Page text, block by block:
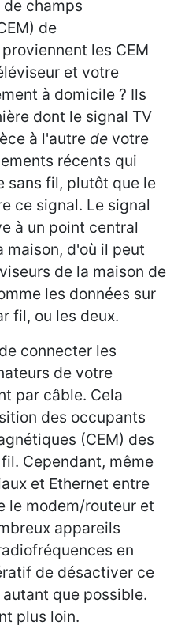
champs
de
les CEM
et votre
à domicile ? Ils
dont le signal TV
à l'autre de votre
récents qui
sans fil, plutôt que le
ce signal. Le signal
à un point central
maison, d'où il peut
de la maison de
les données sur
fil, ou les deux.
connecter les
de votre
par câble. Cela
des occupants
(CEM) des
Cependant, même
et Ethernet entre
le modem/routeur et
appareils
en
de désactiver ce
que possible.
plus loin.